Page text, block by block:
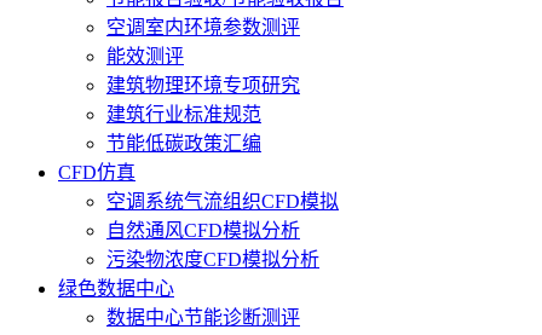
空调室内环境参数测评
能效测评
建筑物理环境专项研究
建筑行业标准规范
节能低碳政策汇编
CFD仿真
空调系统气流组织CFD模拟
自然通风CFD模拟分析
污染物浓度CFD模拟分析
绿色数据中心
数据中心节能诊断测评